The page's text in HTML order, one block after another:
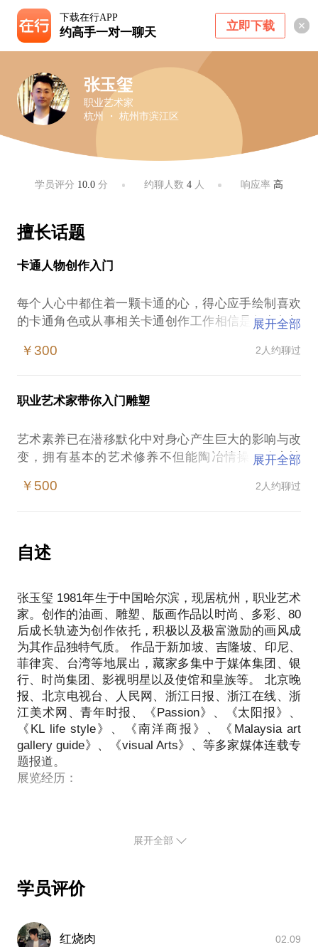
下载在行APP
约高手一对一聊天 立即下载
张玉玺
职业艺术家
杭州 ・ 杭州市滨江区
学员评分 10.0 分 约聊人数 4人 响应率 高
擅长话题
卡通人物创作入门
每个人心中都住着一颗卡通的心，得心应手绘制喜欢
的卡通角色或从事相关卡通创作工作相信是很多年轻
多深？如何近距离贴近艺术家，在纯正的艺术氛围中
又如何在艺术家亲自指导下迅速飞跃提升创作理念、
开拓视野？ 如果你就是那个内心住着“激情澎湃”卡通
能连你都未知的“未来艺术天空”！
课程目标：
充分了解自身艺术天赋
PS.在选择与我见面前，请简略疏理你的问题，以便
展开全部
￥300 2人约聊过
职业艺术家带你入门雕塑
艺术素养已在潜移默化中对身心产生巨大的影响与改
变，拥有基本的艺术修养不但能陶冶情操、改变性
径。
的卡通形象、Q版人物立体可视的呈现出来，让你的
作品从扁平到立体转变，让你的灵感从无到有迸发，
很多人可能认为雕塑离自己的生活很远，需要很专业
的艺术教学与培训；其实不然，拥有良师陪伴，深入
浅出的引领与指导，也许几节课后你就可以做到“信手
捏来”。
目前多数艺术爱好者在学习雕塑创作的课程中，往往
会遭遇以下情况：
一般教育培训机构学员多难以发现学员个性特点与基
础起点。
学员多，上手机会少，老师指导少，进步提升慢。
纯艺术家指导、融入艺术氛围的学习机会并不多。
艺术教学因材施教，过多的刻板培训并不能真正激发
好以及最终踏上职业艺术家之路的旅程。过程中有坎
来的艺术人一起分享，刚巧“在行”提供了优质平台，
程可以帮到或者为诸位的未来艺术人生有那么一丁点
启迪与指导，就觉得足够了！
展开全部
￥500 2人约聊过
自述
张玉玺 1981年生于中国哈尔滨，现居杭州，职业艺术
家。创作的油画、雕塑、版画作品以时尚、多彩、80
后成长轨迹为创作依托，积极以及极富激励的画风成
为其作品独特气质。 作品于新加坡、吉隆坡、印尼、
菲律宾、台湾等地展出，藏家多集中于媒体集团、银
行、时尚集团、影视明星以及使馆和皇族等。 北京晚
报、北京电视台、人民网、浙江日报、浙江在线、浙
江美术网、青年时报、《Passion》、《太阳报》、
《KL life style》、《南洋商报》、《Malaysia art
gallery guide》、《visual Arts》、等多家媒体连载专
题报道。
展览经历：
展开全部
学员评价
红烧肉 02.09